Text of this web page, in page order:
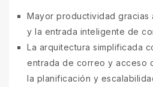
Mayor productividad gracias
y la entrada inteligente de
La arquitectura simplificada
entrada de correo y acceso
la planificación y